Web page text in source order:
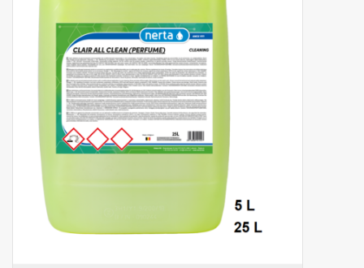
Biscuits apéritifs / Snacks salés
Botanicals
Bonbons pour la bonbonnière
Rouleaux de caisse thermiques
Produits d'hygiène
Cadeaux d'entreprise